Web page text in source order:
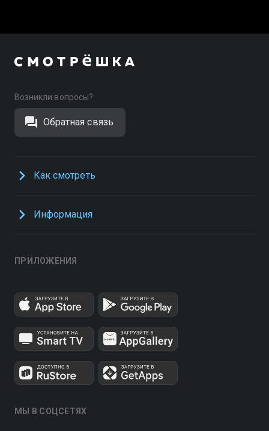
Возникли вопросы?
Обратная связь
Как смотреть
Информация
ПРИЛОЖЕНИЯ
МЫ В СОЦСЕТЯХ